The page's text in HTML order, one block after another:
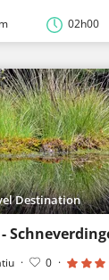
02h00
Destination
· 0 ·